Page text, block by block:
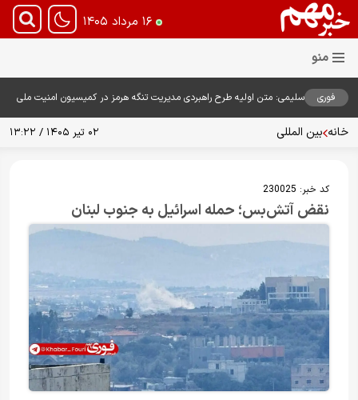
۱۶ مرداد ۱۴۰۵
فوری
سلیمی: متن اولیه طرح راهبردی مدیریت تنگه هرمز در کمیسیون امنیت ملی
خانه بین المللی ۰۲ تیر ۱۴۰۵ / ۱۳:۲۲
کد خبر: 230025
نقض آتش‌بس؛ حمله اسرائیل به جنوب لبنان